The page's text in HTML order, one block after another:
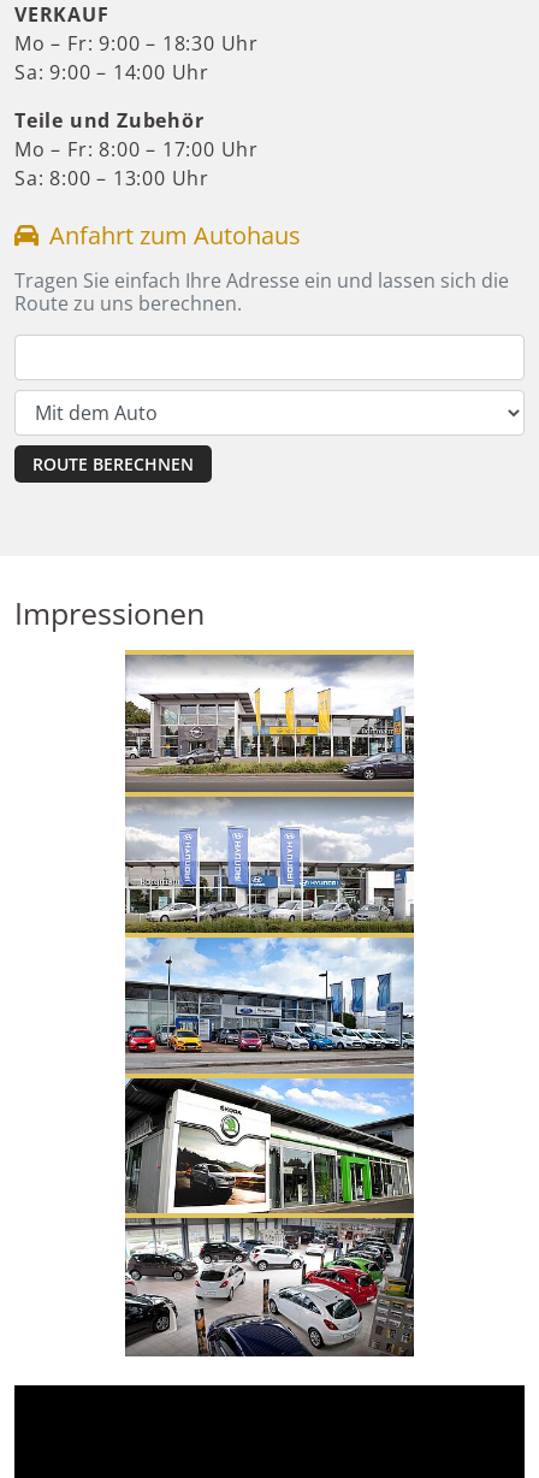
VERKAUF
Mo – Fr: 9:00 – 18:30 Uhr
Sa: 9:00 – 14:00 Uhr
Teile und Zubehör
Mo – Fr: 8:00 – 17:00 Uhr
Sa: 8:00 – 13:00 Uhr
Anfahrt zum Autohaus
Tragen Sie einfach Ihre Adresse ein und lassen sich die
Route zu uns berechnen.
Impressionen